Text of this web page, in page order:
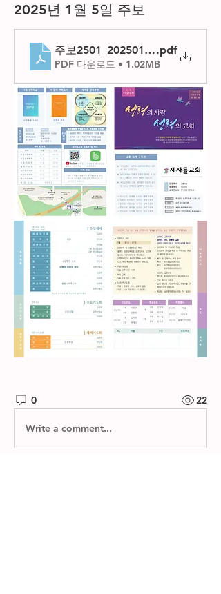
2025년 1월 5일 주보
주보2501_20250105.pdf
PDF 다운로드 • 1.02MB
0 22
Write a comment...